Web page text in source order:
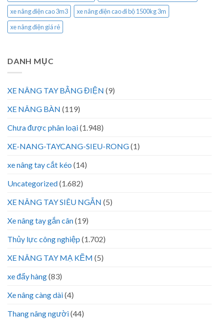
xe nâng điện cao 3m3
xe nâng điện cao đi bộ 1500kg 3m
xe nâng điện giá rẻ
DANH MỤC
XE NÂNG TAY BẰNG ĐIỆN (9)
XE NÂNG BÀN (119)
Chưa được phân loại(1.948)
XE-NANG-TAYCANG-SIEU-RONG(1)
xe nâng tay cắt kéo (14)
Uncategorized(1.682)
XE NÂNG TAY SIÊU NGẮN (5)
Xe nâng tay gắn cân(19)
Thủy lực công nghiệp (1.702)
XE NÂNG TAY MẠ KẼM (5)
xe đẩy hàng(83)
Xe nâng càng dài(4)
Thang nâng người(44)